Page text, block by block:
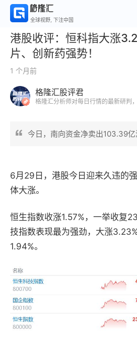
全球视野, 下注中国
港股收评：恒科指大涨
片、创新药强势！
1 个月前
格隆汇股评君
格隆汇分析师对每日行情的最新研判
今日，南向资金净卖出103.39
6月29日，港股今日迎来久违的
体大涨。
恒生指数收涨1.57%，一举收复
技指数表现最为强劲，大涨
1.94%。